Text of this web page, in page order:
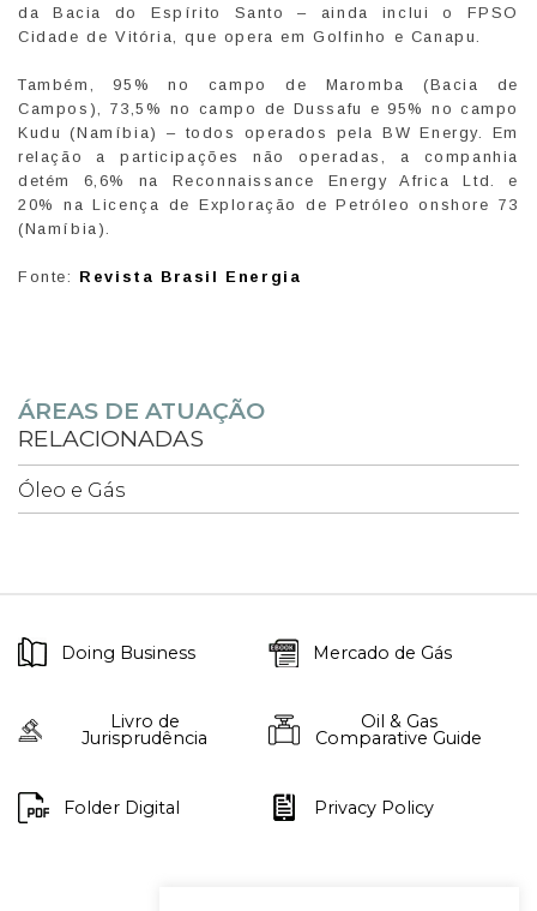
da Bacia do Espírito Santo – ainda inclui o FPSO
Cidade de Vitória, que opera em Golfinho e Canapu.
Também, 95% no campo de Maromba (Bacia de
Campos), 73,5% no campo de Dussafu e 95% no campo
Kudu (Namíbia) – todos operados pela BW Energy. Em
relação a participações não operadas, a companhia
detém 6,6% na Reconnaissance Energy Africa Ltd. e
20% na Licença de Exploração de Petróleo onshore 73
(Namíbia).
Fonte: Revista Brasil Energia
ÁREAS DE ATUAÇÃO
RELACIONADAS
Óleo e Gás
Doing Business Mercado de Gás
Livro de
Jurisprudência
Oil & Gas
Comparative Guide
Folder Digital Privacy Policy